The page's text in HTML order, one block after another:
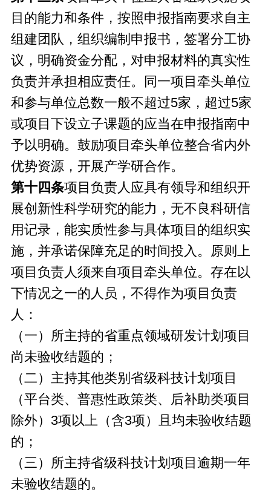
目的能力和条件，按照申报指南要求自主
组建团队，组织编制申报书，签署分工协
议，明确资金分配，对申报材料的真实性
负责并承担相应责任。同一项目牵头单位
和参与单位总数一般不超过5家，超过5家
或项目下设立子课题的应当在申报指南中
予以明确。鼓励项目牵头单位整合省内外
优势资源，开展产学研合作。
第十四条项目负责人应具有领导和组织开
展创新性科学研究的能力，无不良科研信
用记录，能实质性参与具体项目的组织实
施，并承诺保障充足的时间投入。原则上
项目负责人须来自项目牵头单位。存在以
下情况之一的人员，不得作为项目负责
人：
（一）所主持的省重点领域研发计划项目
尚未验收结题的；
（二）主持其他类别省级科技计划项目
（平台类、普惠性政策类、后补助类项目
除外）3项以上（含3项）且均未验收结题
的；
（三）所主持省级科技计划项目逾期一年
未验收结题的。